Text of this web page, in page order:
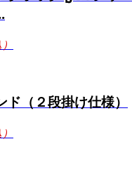
ド（２段掛け仕様）